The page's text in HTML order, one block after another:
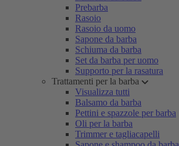
Prebarba
Rasoio
Rasoio da uomo
Sapone da barba
Schiuma da barba
Set da barba per uomo
Supporto per la rasatura
Trattamenti per la barba
Visualizza tutti
Balsamo da barba
Pettini e spazzole per barba
Oli per la barba
Trimmer e tagliacapelli